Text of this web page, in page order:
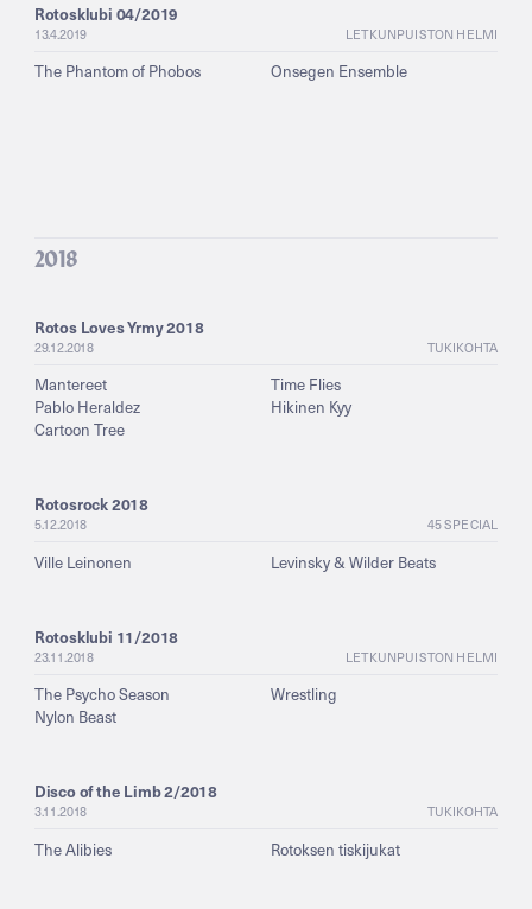
13.4.2019 LETKUNPUISTON HELMI
Rotosklubi 04/2019
The Phantom of Phobos Onsegen Ensemble
2018
29.12.2018 TUKIKOHTA
Rotos Loves Yrmy 2018
Mantereet
Pablo Heraldez
Cartoon Tree
Time Flies
Hikinen Kyy
5.12.2018 45 SPECIAL
Rotosrock 2018
Ville Leinonen Levinsky & Wilder Beats
23.11.2018 LETKUNPUISTON HELMI
Rotosklubi 11/2018
The Psycho Season
Nylon Beast
Wrestling
3.11.2018 TUKIKOHTA
Disco of the Limb 2/2018
The Alibies Rotoksen tiskijukat